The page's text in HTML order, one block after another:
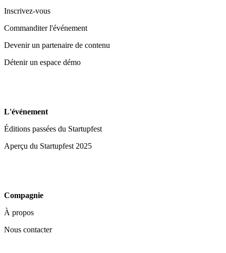
Inscrivez-vous
Commanditer l'événement
Devenir un partenaire de contenu
Détenir un espace démo
L'événement
Éditions passées du Startupfest
Aperçu du Startupfest 2025
Compagnie
À propos
Nous contacter